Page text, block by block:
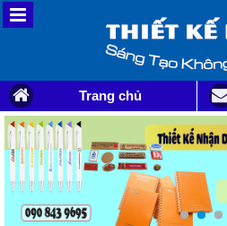
Trang chủ